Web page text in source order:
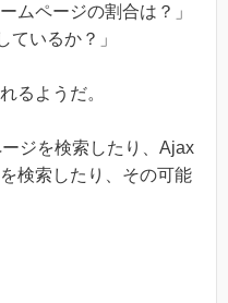
ムページの割合は？」
ているか？」
るようだ。
ジを検索したり、Ajax
検索したり、その可能